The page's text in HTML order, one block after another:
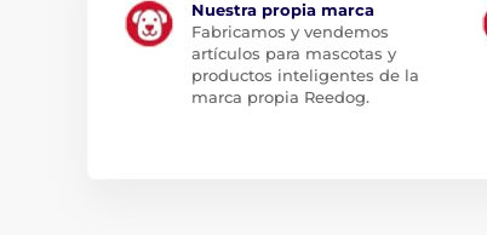
Nuestra propia marca
Fabricamos y vendemos
artículos para mascotas y
productos inteligentes de la
marca propia Reedog.